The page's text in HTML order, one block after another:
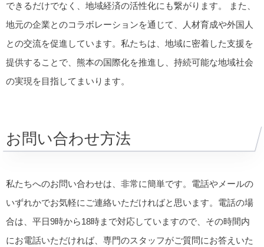
できるだけでなく、地域経済の活性化にも繋がります。 また、
地元の企業とのコラボレーションを通じて、人材育成や外国人
との交流を促進しています。私たちは、地域に密着した支援を
提供することで、熊本の国際化を推進し、持続可能な地域社会
の実現を目指してまいります。
お問い合わせ方法
私たちへのお問い合わせは、非常に簡単です。電話やメールの
いずれかでお気軽にご連絡いただければと思います。電話の場
合は、平日9時から18時まで対応していますので、その時間内
にお電話いただければ、専門のスタッフがご質問にお答えいた